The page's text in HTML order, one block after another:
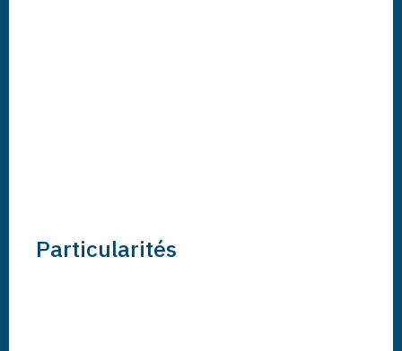
Particularités